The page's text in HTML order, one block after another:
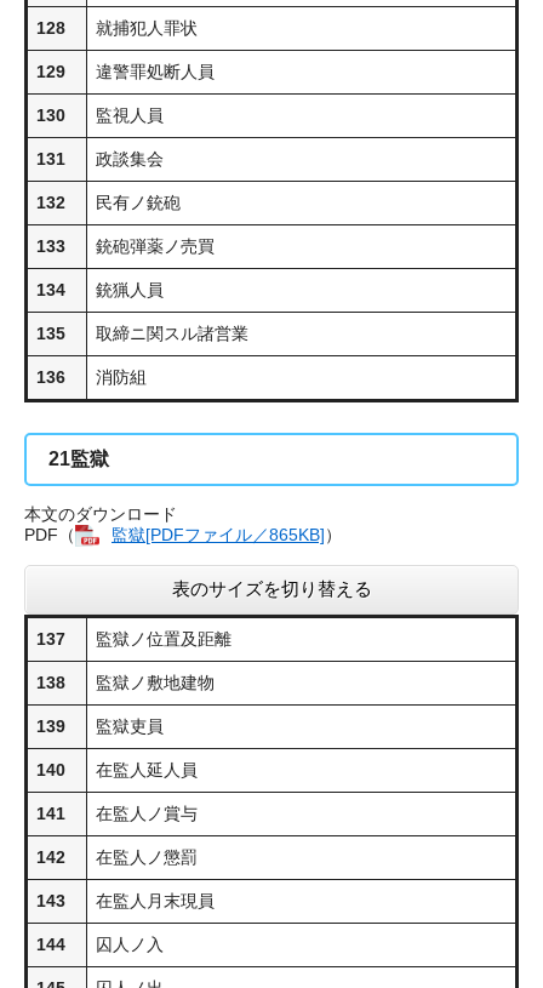
128 就捕犯人罪状
129 違警罪処断人員
130 監視人員
131 政談集会
132 民有ノ銃砲
133 銃砲弾薬ノ売買
134 銃猟人員
135 取締ニ関スル諸営業
136 消防組
21監獄
本文のダウンロード
PDF（
監獄​[PDFファイル／865KB]）
表のサイズを切り替える
137 監獄ノ位置及距離
138 監獄ノ敷地建物
139 監獄吏員
140 在監人延人員
141 在監人ノ賞与
142 在監人ノ懲罰
143 在監人月末現員
144 囚人ノ入